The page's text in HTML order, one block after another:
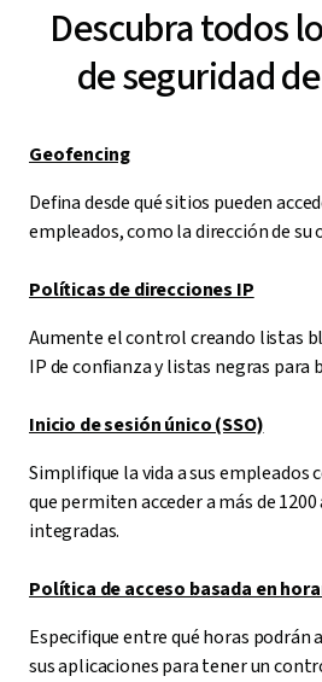
Descubra todos
de seguridad
Geofencing
Defina desde qué sitios pueden
empleados, como la dirección de su
Políticas de direcciones IP
Aumente el control creando listas
IP de confianza y listas negras para
Inicio de sesión único (SSO)
Simplifique la vida a sus empleados
que permiten acceder a más de
integradas.
Política de acceso basada en
Especifique entre qué horas podrán
sus aplicaciones para tener un